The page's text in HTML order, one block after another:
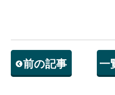
前の記事 一